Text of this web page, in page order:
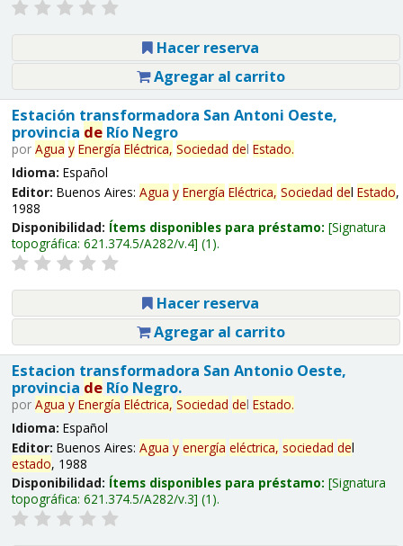
Hacer reserva
Agregar al carrito
Estación transformadora San Antoni Oeste,
provincia deRío Negro
por Agua y Energía Eléctrica, Sociedad del Estado.
Idioma: Español
Editor: Buenos Aires: Agua y Energía Eléctrica, Sociedad del Estado,
1988
Disponibilidad: Ítems disponibles para préstamo: Signatura
topográfica: 621.374.5/A282/v.4 (1).
Hacer reserva
Agregar al carrito
Estacion transformadora San Antonio Oeste,
provincia deRío Negro.
por Agua y Energía Eléctrica, Sociedad del Estado.
Idioma: Español
Editor: Buenos Aires: Agua y energía eléctrica, sociedad del
estado, 1988
Disponibilidad: Ítems disponibles para préstamo: Signatura
topográfica: 621.374.5/A282/v.3 (1).